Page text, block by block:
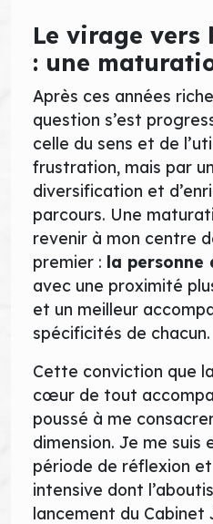
Le virage
: une
Après ces années
question s’est
celle du sens et de
frustration, mais par
diversification et
parcours. Une
revenir à mon centre
premier : la personne
avec une proximité
et un meilleur
spécificités de chacun.
Cette conviction que
cœur de tout
poussé à me
dimension. Je me suis
période de réflexion
intensive dont
lancement du Cabinet